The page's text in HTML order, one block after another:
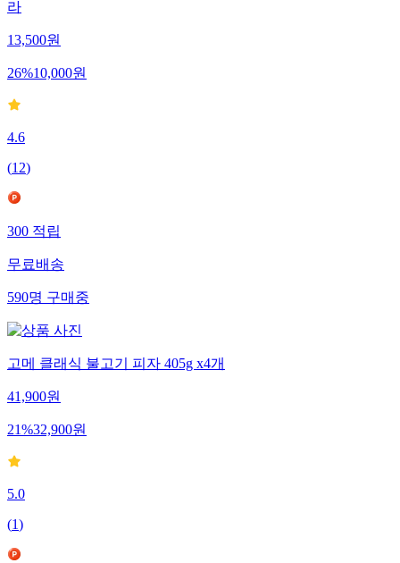
라
13,500원
26%10,000원
4.6
(12)
300적립
무료배송
590명구매중
고메 클래식 불고기 피자 405g x4개
41,900원
21%32,900원
5.0
(1)